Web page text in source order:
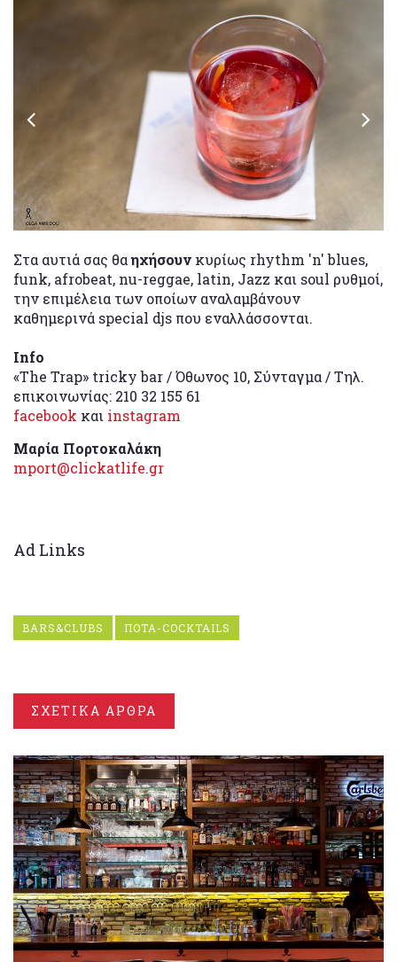
Στα αυτιά σας θαηχήσουν κυρίως rhythm 'n' blues,
funk, afrobeat, nu-reggae, latin, Jazz και soul ρυθμοί,
την επιμέλεια των οποίων αναλαμβάνουν
καθημερινά special djs που εναλλάσσονται.
Info
«The Trap» tricky bar / Όθωνος 10, Σύνταγμα / Τηλ.
επικοινωνίας: 210 32 155 61
facebook και instagram
Μαρία Πορτοκαλάκη
mport@clickatlife.gr
Ad Links
BARS&CLUBS ΠΟΤΑ-COCKTAILS
ΣΧΕΤΙΚΑ ΑΡΘΡΑ